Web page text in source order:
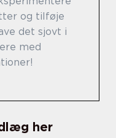
og tilføje
det sjovt i
med
her